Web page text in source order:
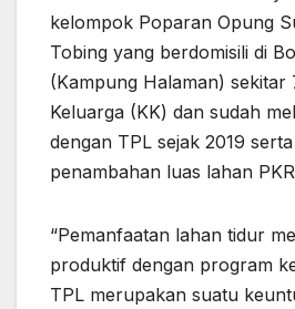
kelompok Poparan Opung
Tobing yang berdomisili di
(Kampung Halaman) sekitar
Keluarga (KK) dan sudah
dengan TPL sejak 2019
penambahan luas lahan
“Pemanfaatan lahan tidur
produktif dengan program
TPL merupakan suatu